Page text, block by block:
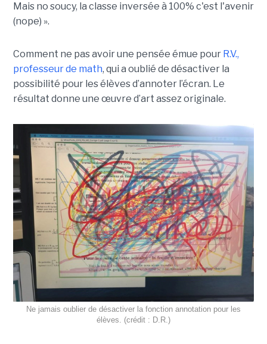
Mais no soucy, la classe inversée à 100% c'est l'avenir
(nope) ».
Comment ne pas avoir une pensée émue pour R.V.,
professeur de math, qui a oublié de désactiver la
possibilité pour les élèves d’annoter l’écran. Le
résultat donne une œuvre d’art assez originale.
Ne jamais oublier de désactiver la fonction annotation pour les
élèves. (crédit : D.R.)